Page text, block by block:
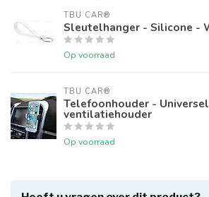
TBU CAR®
Sleutelhanger - Silicone -
Op voorraad
TBU CAR®
Telefoonhouder -
ventilatiehouder
Op voorraad